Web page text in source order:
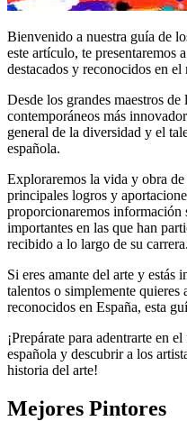
Bienvenido a nuestra guía de
este artículo, te presentaremos
destacados y reconocidos en
Desde los grandes maestros
contemporáneos más
general de la diversidad y el
española.
Exploraremos la vida y obra de
principales logros y
proporcionaremos información
importantes en las que han
recibido a lo largo de su carrera.
Si eres amante del arte y estás
talentos o simplemente quieres
reconocidos en España, esta
¡Prepárate para adentrarte en
española y descubrir a los
historia del arte!
Mejores Pintores